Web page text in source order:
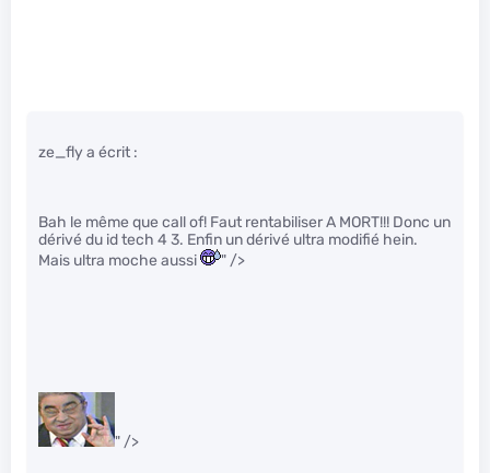
ze_fly a écrit :
Bah le même que call of! Faut rentabiliser A MORT!!! Donc un
dérivé du id tech 4 3. Enfin un dérivé ultra modifié hein.
Mais ultra moche aussi
" />
" />